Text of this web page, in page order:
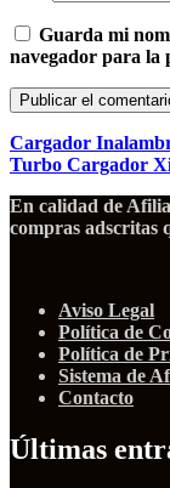
Guarda mi
navegador para la
Cargador
Turbo Cargador
En calidad de
compras adscritas
Aviso Legal
Política de
Política de
Sistema de
Contacto
Últimas